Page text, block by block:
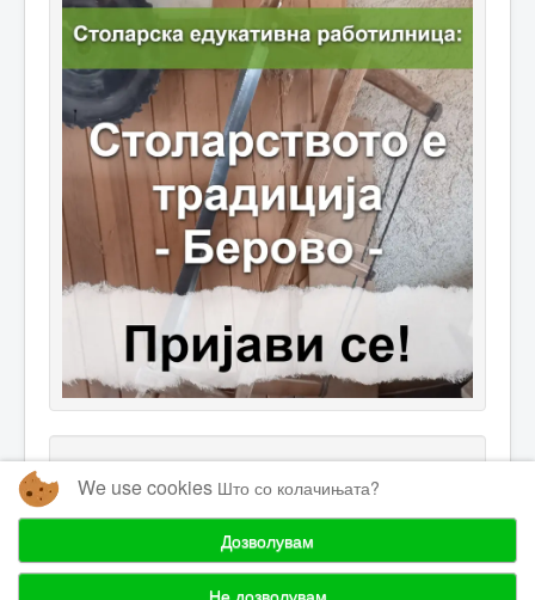
© 2026 Одржливи Иницијативи
We use cookies Што со колачињата?
Дозволувам
Не дозволувам